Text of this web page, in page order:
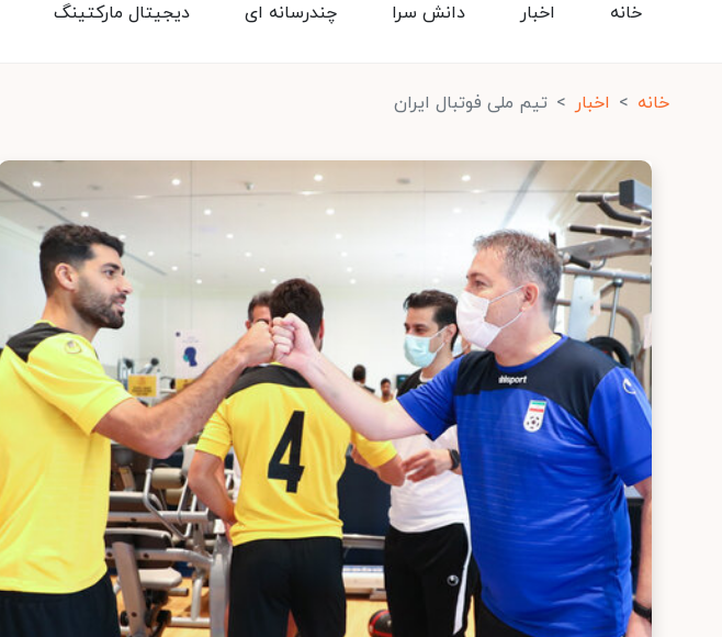
دیجیتال مارکتینگ چندرسانه ای دانش سرا اخبار خانه
خانه اخبار تیم ملی فوتبال ایران